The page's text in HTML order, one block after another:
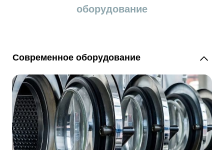
оборудование
Современное оборудование